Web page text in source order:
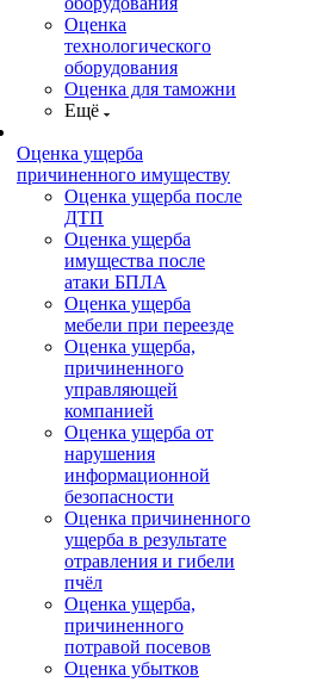
Оценка
технологического
оборудования
Оценка для таможни
Ещё
Оценка ущерба
причиненного имуществу
Оценка ущерба после
ДТП
Оценка ущерба
имущества после
атаки БПЛА
Оценка ущерба
мебели при переезде
Оценка ущерба,
причиненного
управляющей
компанией
Оценка ущерба от
нарушения
информационной
безопасности
Оценка причиненного
ущерба в результате
отравления и гибели
пчёл
Оценка ущерба,
причиненного
потравой посевов
Оценка убытков